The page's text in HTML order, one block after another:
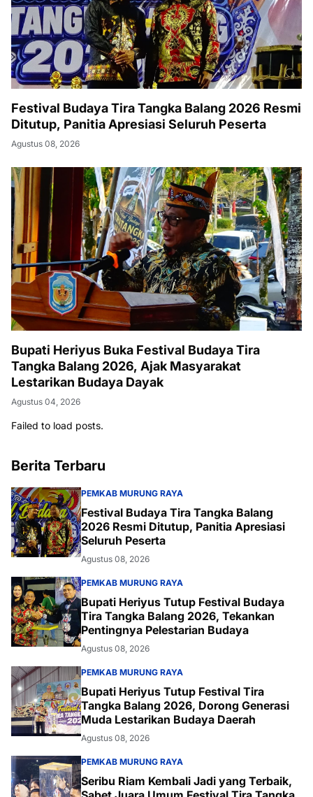
Festival Budaya Tira Tangka Balang 2026 Resmi
Ditutup, Panitia Apresiasi Seluruh Peserta
Agustus 08, 2026
Bupati Heriyus Buka Festival Budaya Tira
Tangka Balang 2026, Ajak Masyarakat
Lestarikan Budaya Dayak
Agustus 04, 2026
Failed to load posts.
Berita Terbaru
PEMKAB MURUNG RAYA
Festival Budaya Tira Tangka Balang
2026 Resmi Ditutup, Panitia Apresiasi
Seluruh Peserta
Agustus 08, 2026
PEMKAB MURUNG RAYA
Bupati Heriyus Tutup Festival Budaya
Tira Tangka Balang 2026, Tekankan
Pentingnya Pelestarian Budaya
Agustus 08, 2026
PEMKAB MURUNG RAYA
Bupati Heriyus Tutup Festival Tira
Tangka Balang 2026, Dorong Generasi
Muda Lestarikan Budaya Daerah
Agustus 08, 2026
PEMKAB MURUNG RAYA
Seribu Riam Kembali Jadi yang Terbaik,